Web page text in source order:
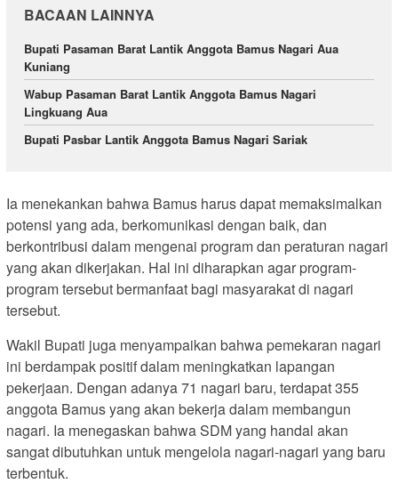
BACAAN LAINNYA
Bupati Pasaman Barat Lantik Anggota Bamus Nagari Aua
Kuniang
Wabup Pasaman Barat Lantik Anggota Bamus Nagari
Lingkuang Aua
Bupati Pasbar Lantik Anggota Bamus Nagari Sariak
Ia menekankan bahwa Bamus harus dapat memaksimalkan
potensi yang ada, berkomunikasi dengan baik, dan
berkontribusi dalam mengenai program dan peraturan nagari
yang akan dikerjakan. Hal ini diharapkan agar program-
program tersebut bermanfaat bagi masyarakat di nagari
tersebut.
Wakil Bupati juga menyampaikan bahwa pemekaran nagari
ini berdampak positif dalam meningkatkan lapangan
pekerjaan. Dengan adanya 71 nagari baru, terdapat 355
anggota Bamus yang akan bekerja dalam membangun
nagari. Ia menegaskan bahwa SDM yang handal akan
sangat dibutuhkan untuk mengelola nagari-nagari yang baru
terbentuk.